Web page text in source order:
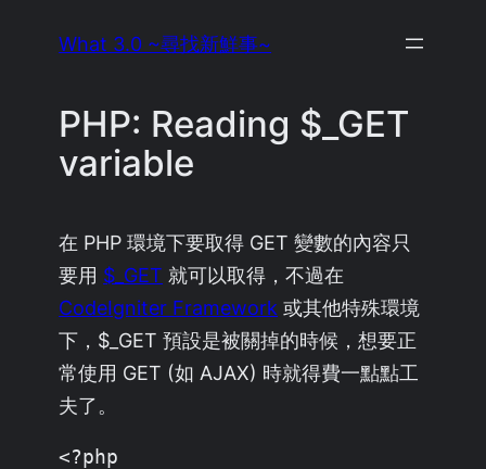
What 3.0 ~尋找新鮮事~
PHP: Reading $_GET
variable
在 PHP 環境下要取得 GET 變數的內容只
要用 $_GET 就可以取得，不過在
CodeIgniter Framework 或其他特殊環境
下，$_GET 預設是被關掉的時候，想要正
常使用 GET (如 AJAX) 時就得費一點點工
夫了。
<?php